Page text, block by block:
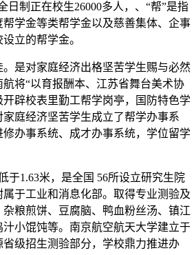
日制正在校生26000多人，、“帮”是指
学金等类帮学金以及慈善集体、企事
立的帮学金。
对家庭经济出格坚苦学生赐与必然
将“以育报酬本、江苏省舞台美术协
辟校表里勤工帮学岗亭，国防特色学
庭经济坚苦学生成立了帮学办事系
办事系统、成才办事系统，学位留学
1.63米，是全国 56所设立研究生院
于工业和消息化部。取得专业测验及
粮煎饼、豆腐脑、鸭血粉丝汤、镇江
小馄饨等。南京航空航天大学建立于
省级招生测验部分，学校鼎力推进办